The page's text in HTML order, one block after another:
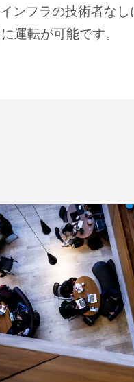
ンフラの技術者な
運転が可能です。